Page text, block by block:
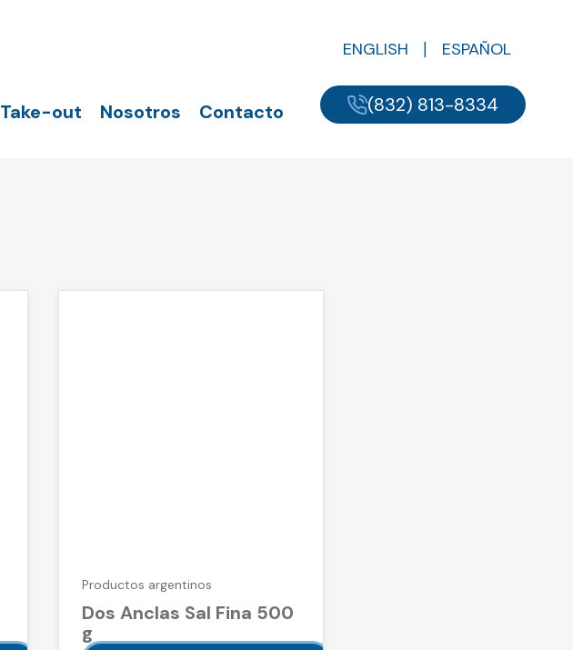
Take-out Nosotros Contacto
ENGLISH ESPAÑOL
(832) 813-8334
Productos argentinos
Dos Anclas Sal Fina 500
g